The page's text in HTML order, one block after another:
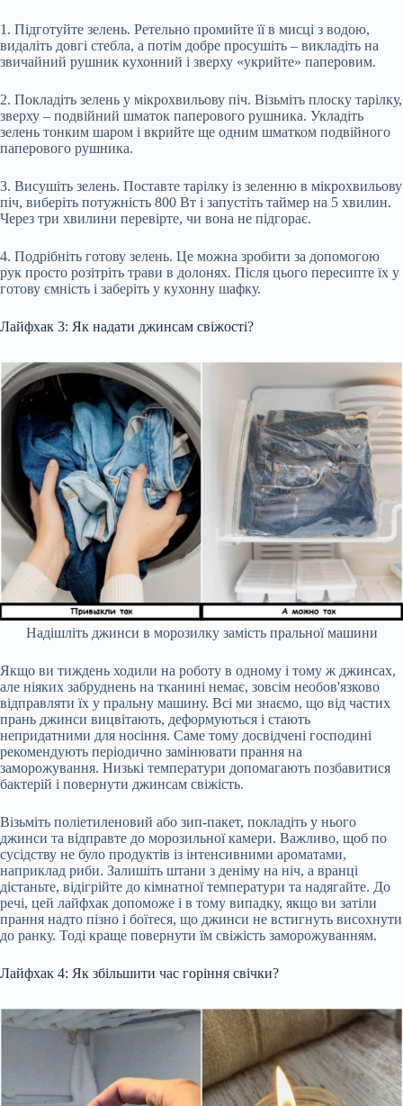
1. Підготуйте зелень. Ретельно промийте її в мисці з водою,
видаліть довгі стебла, а потім добре просушіть – викладіть на
звичайний рушник кухонний і зверху «укрийте» паперовим.
2. Покладіть зелень у мікрохвильову піч. Візьміть плоску тарілку,
зверху – подвійний шматок паперового рушника. Укладіть
зелень тонким шаром і вкрийте ще одним шматком подвійного
паперового рушника.
3. Висушіть зелень. Поставте тарілку із зеленню в мікрохвильову
піч, виберіть потужність 800 Вт і запустіть таймер на 5 хвилин.
Через три хвилини перевірте, чи вона не підгорає.
4. Подрібніть готову зелень. Це можна зробити за допомогою
рук просто розітріть трави в долонях. Після цього пересипте їх у
готову ємність і заберіть у кухонну шафку.
Лайфхак 3: Як надати джинсам свіжості?
Надішліть джинси в морозилку замість пральної машини
Якщо ви тиждень ходили на роботу в одному і тому ж джинсах,
але ніяких забруднень на тканині немає, зовсім необов'язково
відправляти їх у пральну машину. Всі ми знаємо, що від частих
прань джинси вицвітають, деформуються і стають
непридатними для носіння. Саме тому досвідчені господині
рекомендують періодично замінювати прання на
заморожування. Низькі температури допомагають позбавитися
бактерій і повернути джинсам свіжість.
Візьміть поліетиленовий або зип-пакет, покладіть у нього
джинси та відправте до морозильної камери. Важливо, щоб по
сусідству не було продуктів із інтенсивними ароматами,
наприклад риби. Залишіть штани з деніму на ніч, а вранці
дістаньте, відігрійте до кімнатної температури та надягайте. До
речі, цей лайфхак допоможе і в тому випадку, якщо ви затіли
прання надто пізно і боїтеся, що джинси не встигнуть висохнути
до ранку. Тоді краще повернути їм свіжість заморожуванням.
Лайфхак 4: Як збільшити час горіння свічки?